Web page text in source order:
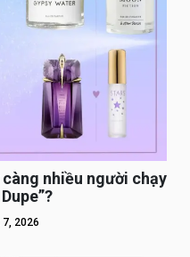
nhiều người chạy
2026